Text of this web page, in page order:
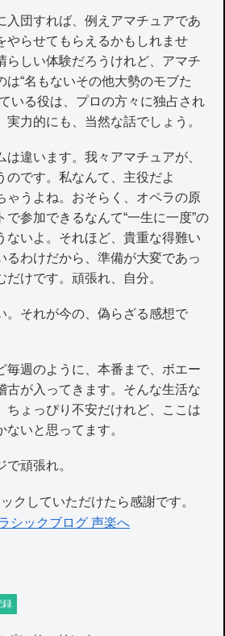
団すれば、例えアマチュアであ
やらせてもらえるかもしれませ
らしい体験だろうけれど、アマチ
は“名もないその他大勢のモブた
いる役は、プロの方々に独占され
実力的にも、当然な話でしょう。
違います。我々アマチュアが、
のです。私なんて、主役だよ
ゃうよね。おそらく、オペラの原
参加できるなんて“一生に一度”の
ないよ。それほど、貴重な得難い
るわけだから、準備が大変であっ
けです。頑張れ、自分。
それが今の、偽らざる感想で
週のように、本番まで、ボエー
古が入ってきます。そんな生活な
ちょっぴり不安だけれど、ここは
いと思ってます。
頑張れ。
クしていただけたら感謝です。
録